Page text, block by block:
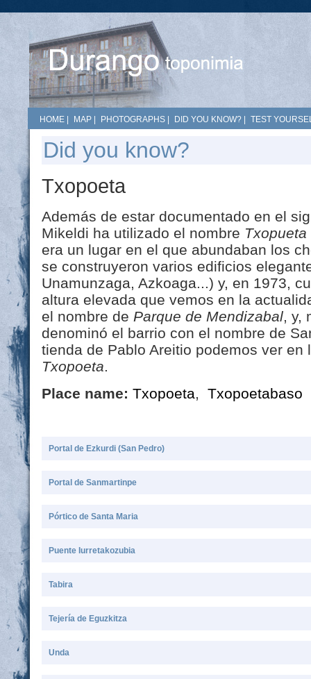
HOME MAP PHOTOGRAPHS DID YOU KNOW? TEST
Did you know?
Txopoeta
Además de estar documentado en el
Mikeldi ha utilizado el nombre Txopueta
era un lugar en el que abundaban los
se construyeron varios edificios
Unamunzaga, Azkoaga...) y, en 1973,
altura elevada que vemos en la
el nombre de Parque de Mendizabal, y,
denominó el barrio con el nombre de
tienda de Pablo Areitio podemos ver en
Txopoeta.
Place name: Txopoeta, Txopoetabaso
Portal de Ezkurdi (San Pedro)
Portal de Sanmartinpe
Pórtico de Santa Maria
Puente Iurretakozubia
Tabira
Tejería de Eguzkitza
Unda